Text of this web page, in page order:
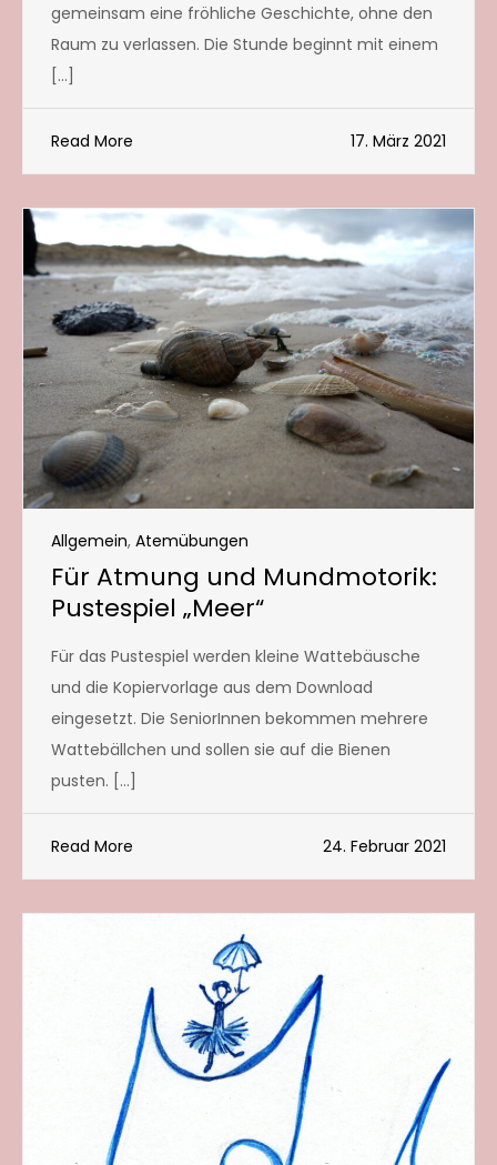
gemeinsam eine fröhliche Geschichte, ohne den
Raum zu verlassen. Die Stunde beginnt mit einem
[…]
Read More 17. März 2021
Allgemein, Atemübungen
Für Atmung und Mundmotorik:
Pustespiel „Meer“
Für das Pustespiel werden kleine Wattebäusche
und die Kopiervorlage aus dem Download
eingesetzt. Die SeniorInnen bekommen mehrere
Wattebällchen und sollen sie auf die Bienen
pusten. […]
Read More 24. Februar 2021